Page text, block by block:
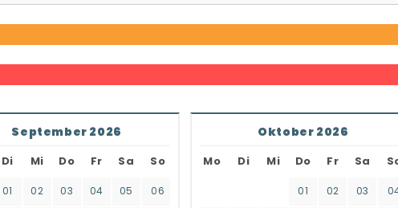
September 2026
Di Mi Do Fr Sa So
01 02 03 04 05 06
Oktober 2026
Mo Di Mi Do Fr Sa
01 02 03